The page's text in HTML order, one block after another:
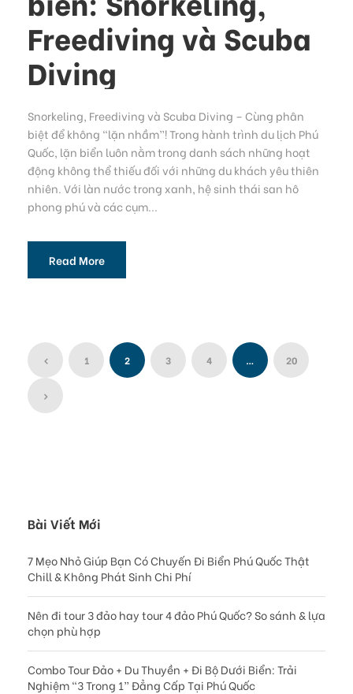
Freediving và Scuba
Diving
Snorkeling, Freediving và Scuba Diving – Cùng phân
biệt để không “lặn nhầm”! Trong hành trình du lịch Phú
Quốc, lặn biển luôn nằm trong danh sách những hoạt
động không thể thiếu đối với những du khách yêu thiên
nhiên. Với làn nước trong xanh, hệ sinh thái san hô
phong phú và các cụm...
Read More
1 2 3 4 … 20
Bài Viết Mới
7 Mẹo Nhỏ Giúp Bạn Có Chuyến Đi Biển Phú Quốc Thật
Chill & Không Phát Sinh Chi Phí
Nên đi tour 3 đảo hay tour 4 đảo Phú Quốc? So sánh & lựa
chọn phù hợp
Combo Tour Đảo + Du Thuyền + Đi Bộ Dưới Biển: Trải
Nghiệm “3 Trong 1” Đẳng Cấp Tại Phú Quốc